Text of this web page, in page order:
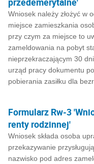
Wniosek należy złożyć w
miejsce zamieszkania
przy czym za miejsce to
zameldowania na pobyt
nieprzekraczającym 30
urząd pracy dokumentu
pobierania zasiłku dla
Formularz Rw-3
renty rodzinnej'
Wniosek składa osoba
przekazywanie
nazwisko pod adres